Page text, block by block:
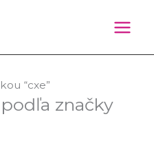
“cxe”
značky